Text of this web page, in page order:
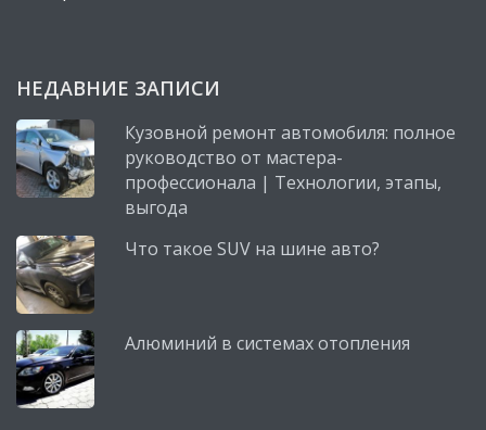
НЕДАВНИЕ ЗАПИСИ
Кузовной ремонт автомобиля: полное
руководство от мастера-
профессионала | Технологии, этапы,
выгода
Что такое SUV на шине авто?
Алюминий в системах отопления